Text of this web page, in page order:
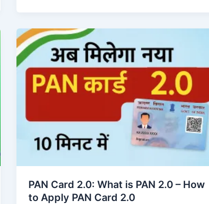
PAN Card 2.0: What is PAN 2.0 – How
to Apply PAN Card 2.0